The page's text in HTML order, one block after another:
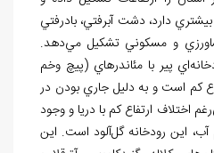
دارد، دشت آبرفتي، بادرفتي
و مسكوني تشكيل ميدهد.
اي پير با مئاندرهاي (پيچ وخم
کم است و به دليل جاري بودن در
رغم اختلاف ارتفاع كم با دريا و وجود
اين رودخانه گلآلود است. اين